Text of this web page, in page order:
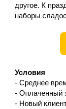
другое. К
наборы
Условия
- Среднее
- Оплаченный
- Новый